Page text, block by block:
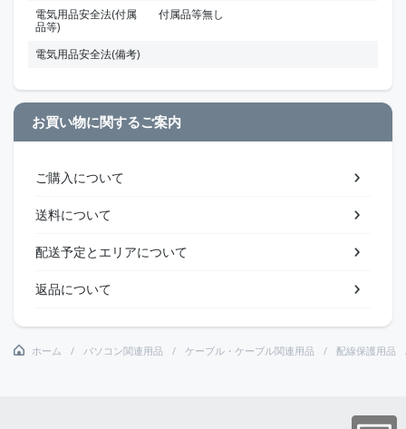
電気用品安全法(付属
品等)
付属品等無し
電気用品安全法(備考)
お買い物に関するご案内
ご購入について
送料について
配送予定とエリアについて
返品について
ホーム パソコン関連用品 ケーブル・ケーブル関連用品 配線保護用品